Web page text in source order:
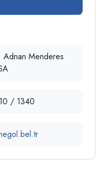
Adnan Menderes
/ 1340